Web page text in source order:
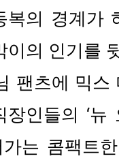
복의 경계가
이의 인기를
팬츠에 믹
인들의 ‘뉴
는 콤팩트